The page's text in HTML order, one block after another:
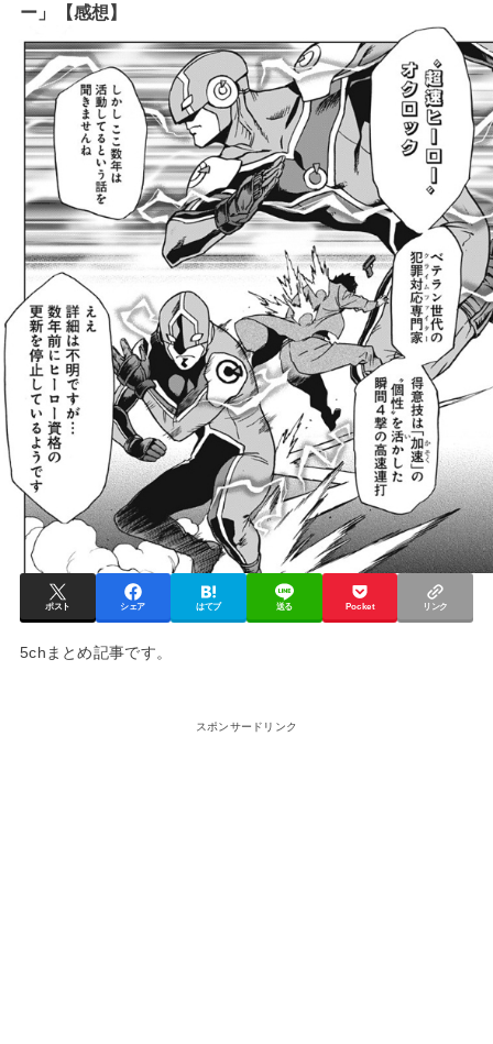
ー」【感想】
ポスト シェア はてブ 送る Pocket リンク
5chまとめ記事です。
スポンサードリンク